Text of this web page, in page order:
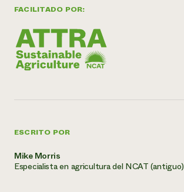
FACILITADO POR:
ESCRITO POR
Mike Morris
Especialista en agricultura del NCAT (antiguo)